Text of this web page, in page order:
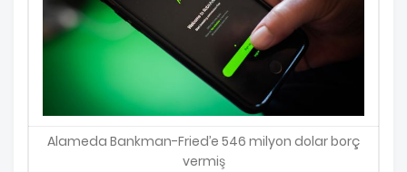
Alameda Bankman-Fried’e 546 milyon dolar borç
vermiş